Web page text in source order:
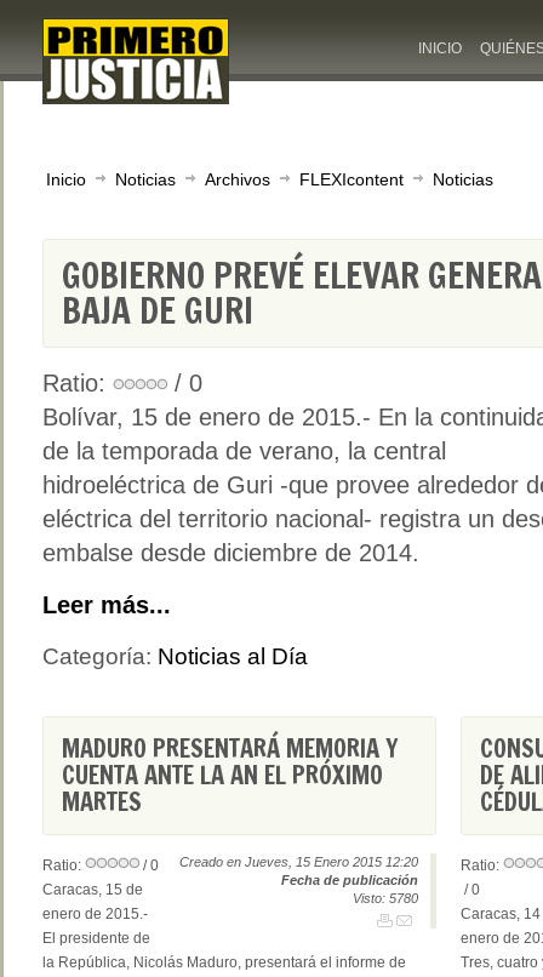
INICIO
Inicio Noticias Archivos FLEXIcontent Noticias
GOBIERNO PREVÉ ELEVAR
BAJA DE GURI
Ratio:
/ 0
Bolívar, 15 de enero de 2015.- En la
de la temporada de verano, la central
hidroeléctrica de Guri -que provee alrededor
eléctrica del territorio nacional- registra un
embalse desde diciembre de 2014.
Leer más...
Categoría: Noticias al Día
MADURO PRESENTARÁ MEMORIA Y
CUENTA ANTE LA AN EL PRÓXIMO
MARTES
Creado en Jueves, 15 Enero 2015 12:20
Fecha de publicación
Visto: 5780
Ratio:
/ 0
Caracas, 15 de
enero de 2015.-
El presidente de
la República, Nicolás Maduro, presentará el informe de
DE
Ratio:
/ 0
Caracas,
enero de
Tres,